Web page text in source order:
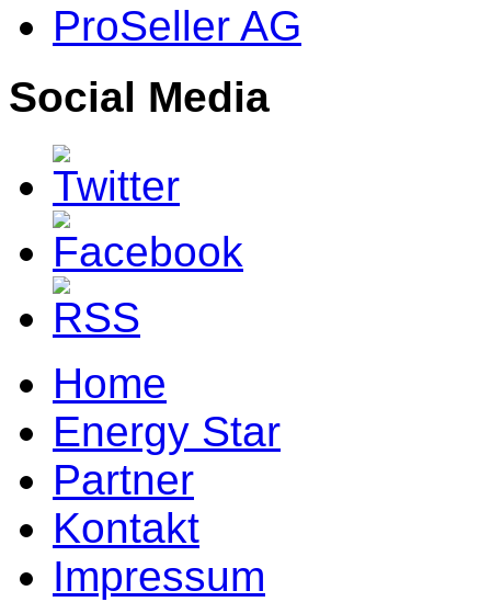
ProSeller AG
Social Media
Home
Energy Star
Partner
Kontakt
Impressum